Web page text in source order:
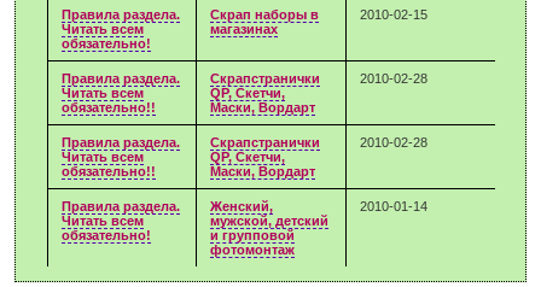
Правила раздела.
Читать всем
обязательно!
Скрап наборы в
магазинах
2010-02-15
Правила раздела.
Читать всем
обязательно!!
Скрапстранички
QP, Скетчи,
Маски, Вордарт
2010-02-28
Правила раздела.
Читать всем
обязательно!!
Скрапстранички
QP, Скетчи,
Маски, Вордарт
2010-02-28
Правила раздела.
Читать всем
обязательно!
Женский,
мужской, детский
и групповой
фотомонтаж
2010-01-14